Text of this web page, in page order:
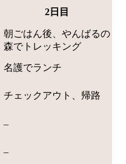
2日目
朝ごはん後、やんばるの
森でトレッキング
名護でランチ
チェックアウト、帰路
–
–